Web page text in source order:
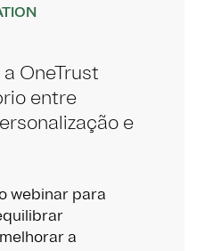
OneTrust
entre
e
webinar para
a